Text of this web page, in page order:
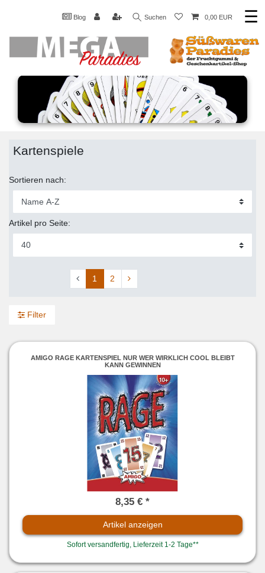
Blog Suchen 0,00 EUR ☰
Kartenspiele
Sortieren nach:
Artikel pro Seite:
1 2
Filter
AMIGO RAGE KARTENSPIEL NUR WER WIRKLICH COOL BLEIBT
KANN GEWINNEN
8,35 € *
Artikel anzeigen
Sofort versandfertig, Lieferzeit 1-2 Tage**